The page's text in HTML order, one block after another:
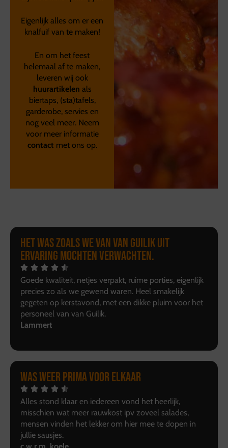
Eigenlijk alles om er een
knalfuif van te maken!
En om het feest
helemaal af te maken,
leveren wij ook
huurartikelen als
biertaps, (sta)tafels,
garderobe, servies en
nog veel meer. Neem
voor meer informatie
contact met ons op.
Het was zoals we van van Guilik uit
ervaring mochten verwachten.
Goede kwaliteit, netjes verpakt, ruime porties, eigenlijk
precies zo als we gewend waren. Heel smakelijk
gegeten op kerstavond, met een dikke pluim voor het
personeel van van Guilik.
Lammert
Was weer prima voor elkaar
Alles stond klaar en iedereen vond het heerlijk,
misschien wat meer rauwkost ipv zoveel salades,
mensen vinden het lekker om hier mee te dopen in
jullie sausjes.